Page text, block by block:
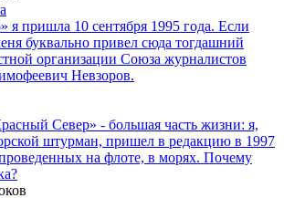
я пришла 10 сентября 1995 года. Если
буквально привел сюда тогдашний
организации Союза журналистов
Невзоров.
Север» - большая часть жизни: я,
штурман, пришел в редакцию в 1997
на флоте, в морях. Почему